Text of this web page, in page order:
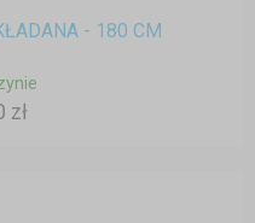
- 180 CM
zł